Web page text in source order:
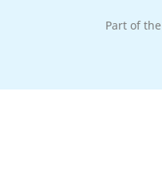
Part of the